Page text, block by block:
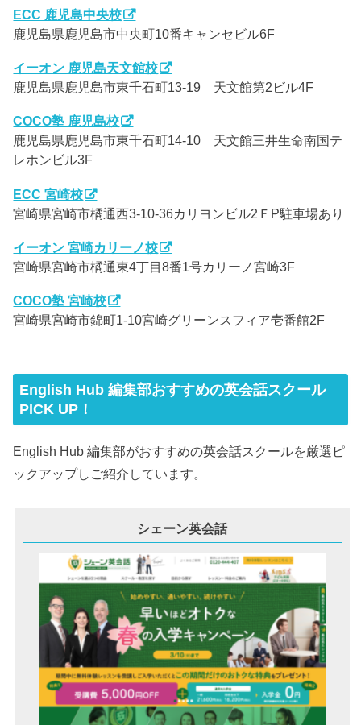
ECC 鹿児島中央校
鹿児島県鹿児島市中央町10番キャンセビル6F
イーオン 鹿児島天文館校
鹿児島県鹿児島市東千石町13-19 天文館第2ビル4F
COCO塾 鹿児島校
鹿児島県鹿児島市東千石町14-10 天文館三井生命南国テ
レホンビル3F
ECC 宮崎校
宮崎県宮崎市橘通西3-10-36カリヨンビル2ＦP駐車場あり
イーオン 宮崎カリーノ校
宮崎県宮崎市橘通東4丁目8番1号カリーノ宮崎3F
COCO塾 宮崎校
宮崎県宮崎市錦町1-10宮崎グリーンスフィア壱番館2F
English Hub 編集部おすすめの英会話スクール
PICK UP！
English Hub 編集部がおすすめの英会話スクールを厳選ピ
ックアップしご紹介しています。
シェーン英会話